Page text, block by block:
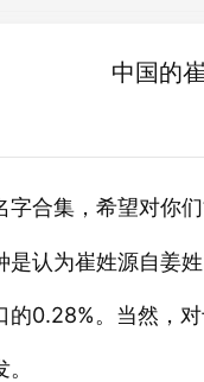
中国的
字合集，希望对你
认为崔姓源自姜
0.28%。当然，